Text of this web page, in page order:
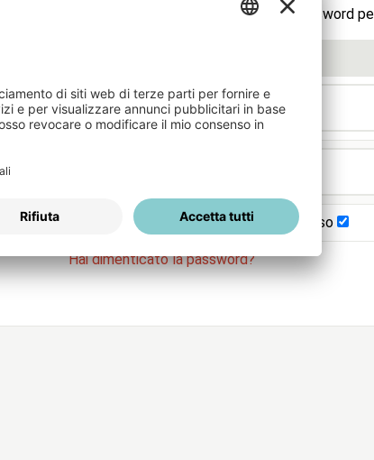
Inserisci qui il tuo nome utente e la password
Nome Utente
Rimani connesso
Hai dimenticato la password?